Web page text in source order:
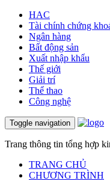
HAC
Tài chính chứng
Ngân hàng
Bất động sản
Xuất nhập khẩu
Thế giới
Giải trí
Thể thao
Công nghệ
Toggle navigation
Trang thông tin tổng hợp
TRANG CHỦ
CHƯƠNG TRÌNH